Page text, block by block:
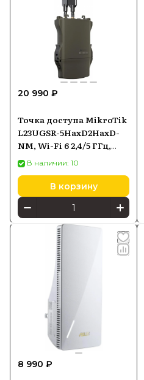
20 990 ₽
Точка доступа MikroTik
L23UGSR-5HaxD2HaxD-
NM, Wi-Fi 6 2,4/5 ГГц,
PoE-in
В наличии: 10
В корзину
8 990 ₽